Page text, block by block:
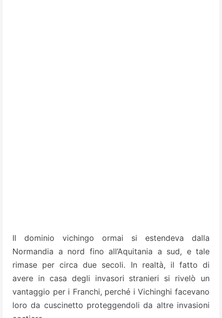
Il dominio vichingo ormai si estendeva dalla
Normandia a nord fino all’Aquitania a sud, e tale
rimase per circa due secoli. In realtà, il fatto di
avere in casa degli invasori stranieri si rivelò un
vantaggio per i Franchi, perché i Vichinghi facevano
loro da cuscinetto proteggendoli da altre invasioni